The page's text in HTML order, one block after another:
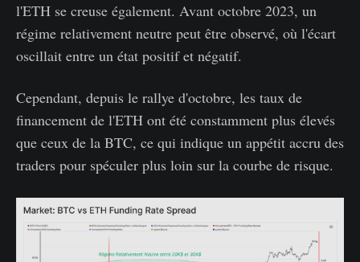
l'ETH se creuse également. Avant octobre 2023, un
régime relativement neutre peut être observé, où l'écart
oscillait entre un état positif et négatif.
Cependant, depuis le rallye d'octobre, les taux de
financement de l'ETH ont été constamment plus élevés
que ceux de la BTC, ce qui indique un appétit accru des
traders pour spéculer plus loin sur la courbe de risque.